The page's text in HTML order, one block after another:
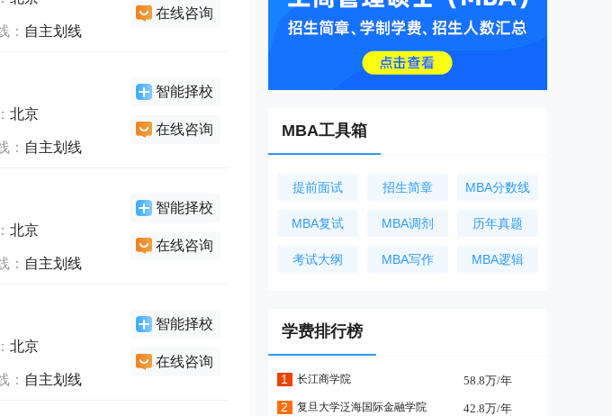
： 自主划线
在线咨询
万/年(学制2年),非全日制72.8万/年(学制2年)
北京
： 自主划线
智能择校
在线咨询
万/年(学制2年),非全日制46万/年(学制2年),全日制17.8万/年(学制2年),非全日制30.8万/
北京
： 自主划线
智能择校
在线咨询
万/年(学制3年),全日制19.8万/年(学制2年),全日制40.62万/年(学制2年),非全日制0万/年(学
北京
： 自主划线
智能择校
在线咨询
MBA工具箱
提前面试 招生简章 MBA分数线
MBA复试 MBA调剂 历年真题
考试大纲 MBA写作 MBA逻辑
学费排行榜
1 长江商学院 58.8万/年
2 复旦大学泛海国际金融学院 42.8万/年